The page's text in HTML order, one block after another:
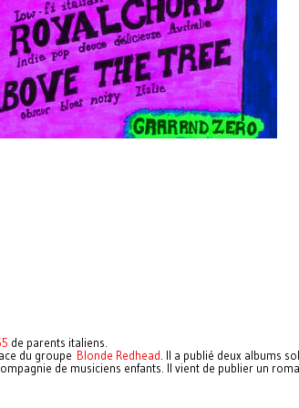
de parents italiens.
du groupe Blonde Redhead . Il a publié deux albums
de musiciens enfants. Il vient de publier un